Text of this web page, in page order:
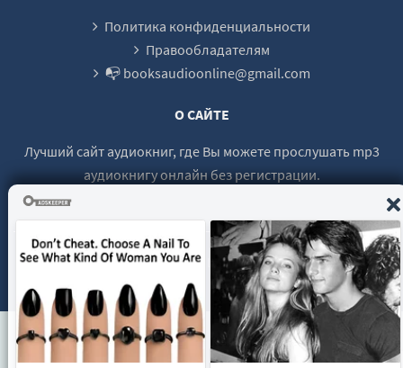
Политика конфиденциальности
Правообладателям
📭 booksaudioonline@gmail.com
О САЙТЕ
Лучший сайт аудиокниг, где Вы можете прослушать mp3
аудиокнигу онлайн без регистрации.
© 2021 - 2026 booksaudio-online.com Все права защищены.